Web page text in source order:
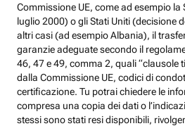
Commissione UE, come ad esempio la
luglio 2000) o gli Stati Uniti (decisione
altri casi (ad esempio Albania), il
garanzie adeguate secondo il
46, 47 e 49, comma 2, quali “clausole
dalla Commissione UE, codici di
certificazione. Tu potrai chiedere le
compresa una copia dei dati o
stessi sono stati resi disponibili,